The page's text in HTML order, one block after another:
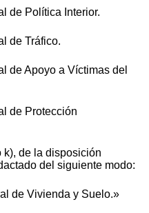
de Política Interior.
de Tráfico.
de Apoyo a Víctimas del
de Protección
de la disposición
del siguiente modo:
de Vivienda y Suelo.»